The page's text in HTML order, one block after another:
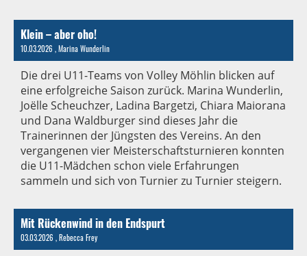
Klein – aber oho!
10.03.2026 , Marina Wunderlin
Die drei U11-Teams von Volley Möhlin blicken auf
eine erfolgreiche Saison zurück. Marina Wunderlin,
Joëlle Scheuchzer, Ladina Bargetzi, Chiara Maiorana
und Dana Waldburger sind dieses Jahr die
Trainerinnen der Jüngsten des Vereins. An den
vergangenen vier Meisterschaftsturnieren konnten
die U11-Mädchen schon viele Erfahrungen
sammeln und sich von Turnier zu Turnier steigern.
Mit Rückenwind in den Endspurt
03.03.2026 , Rebecca Frey